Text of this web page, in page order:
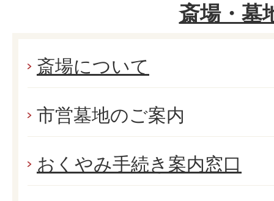
斎場・墓
斎場について
市営墓地のご案内
おくやみ手続き案内窓口